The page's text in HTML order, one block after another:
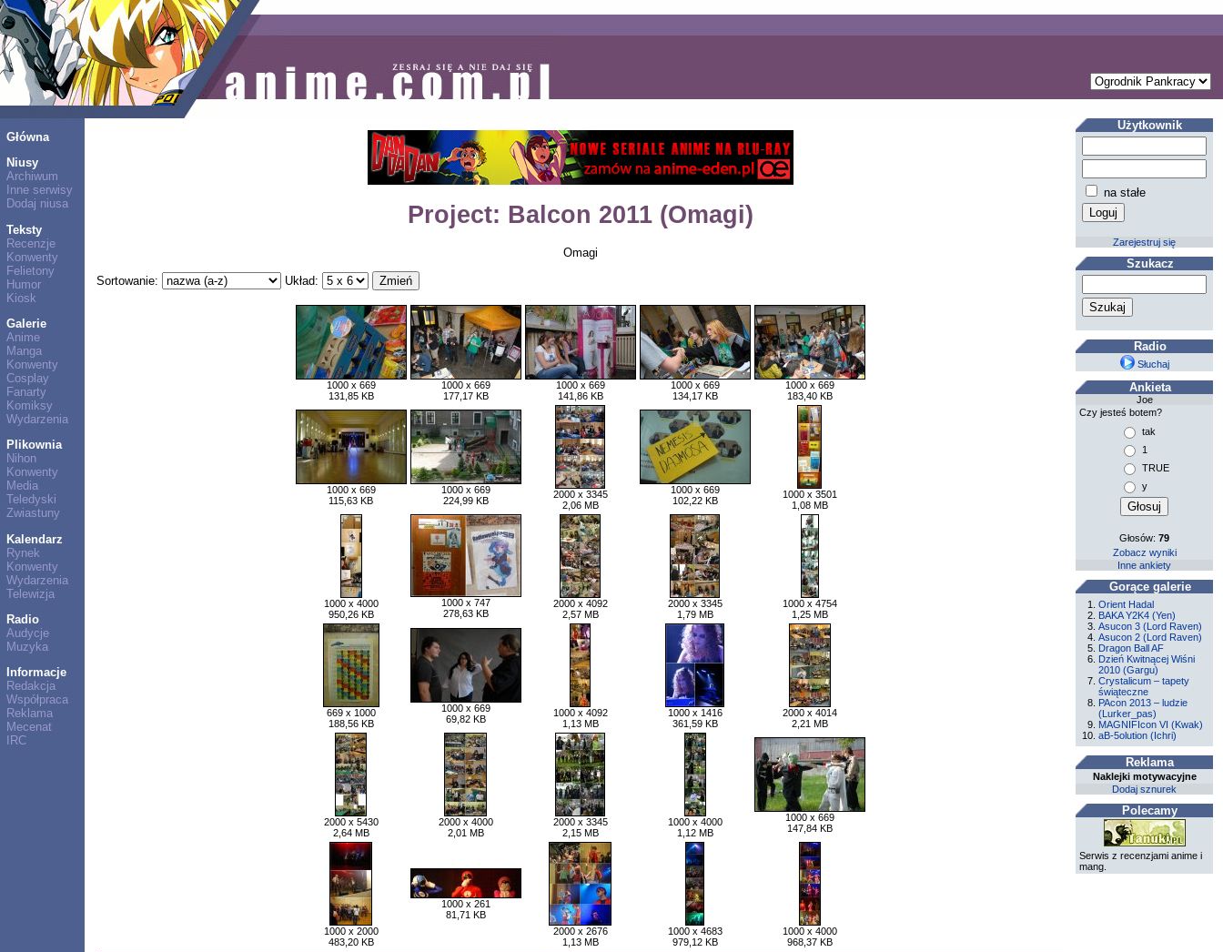
Główna
Niusy
Archiwum
Inne serwisy
Dodaj niusa
Teksty
Recenzje
Konwenty
Felietony
Humor
Kiosk
Galerie
Anime
Manga
Konwenty
Cosplay
Fanarty
Komiksy
Wydarzenia
Plikownia
Nihon
Konwenty
Media
Teledyski
Zwiastuny
Kalendarz
Rynek
Konwenty
Wydarzenia
Telewizja
Radio
Audycje
Muzyka
Informacje
Redakcja
Współpraca
Reklama
Mecenat
IRC
Project: Balcon 2011 (Omagi)
Omagi
Sortowanie: Układ:
1000 x 669
131,85 KB
1000 x 669
177,17 KB
1000 x 669
141,86 KB
1000 x 669
134,17 KB
1000 x 669
183,40 KB
1000 x 669
115,63 KB
1000 x 669
224,99 KB
2000 x 3345
2,06 MB
1000 x 669
102,22 KB
1000 x 3501
1,08 MB
1000 x 4000
950,26 KB
1000 x 747
278,63 KB
2000 x 4092
2,57 MB
2000 x 3345
1,79 MB
1000 x 4754
1,25 MB
669 x 1000
188,56 KB
1000 x 669
69,82 KB
1000 x 4092
1,13 MB
1000 x 1416
361,59 KB
2000 x 4014
2,21 MB
2000 x 5430
2,64 MB
2000 x 4000
2,01 MB
2000 x 3345
2,15 MB
1000 x 4000
1,12 MB
1000 x 669
147,84 KB
1000 x 2000
483,20 KB
1000 x 261
81,71 KB
2000 x 2676
1,13 MB
1000 x 4683
979,12 KB
1000 x 4000
968,37 KB
Użytkownik
na stałe
Zarejestruj się
Szukacz
Radio
Słuchaj
Ankieta
Joe
Czy jesteś botem?
tak
1
TRUE
y
Głosów:79
Zobacz wyniki
Inne ankiety
Gorące galerie
Orient Hadal
BAKA Y2K4 (Yen)
Asucon 3 (Lord Raven)
Asucon 2 (Lord Raven)
Dragon Ball AF
Dzień Kwitnącej Wiśni
2010 (Gargu)
Crystalicum – tapety
świąteczne
PAcon 2013 – ludzie
(Lurker_pas)
MAGNIFIcon VI (Kwak)
aB-5olution (Ichri)
Reklama
Naklejki motywacyjne
Dodaj sznurek
Polecamy
Serwis z recenzjami anime i
mang.